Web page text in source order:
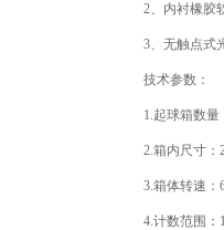
2、内衬橡胶软
3、无触点式光
技术参数：
1.起球箱数量
2.箱内尺寸：
3.箱体转速：
4.计数范围：1